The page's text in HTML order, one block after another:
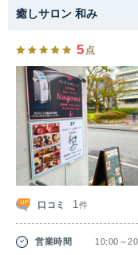
癒しサロン 和み
5 点
口コミ 1件
営業時間
10:00～